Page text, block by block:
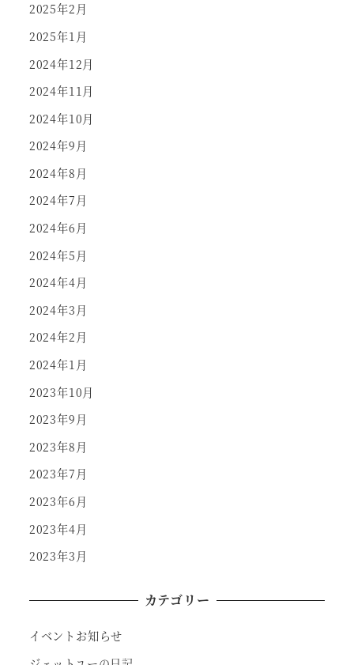
2025年2月
2025年1月
2024年12月
2024年11月
2024年10月
2024年9月
2024年8月
2024年7月
2024年6月
2024年5月
2024年4月
2024年3月
2024年2月
2024年1月
2023年10月
2023年9月
2023年8月
2023年7月
2023年6月
2023年4月
2023年3月
カテゴリー
イベントお知らせ